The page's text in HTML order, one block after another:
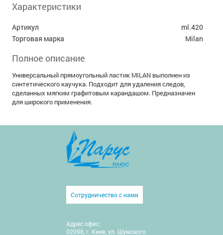
Характеристики
Артикул
ml.420
Торговая марка
Milan
Полное описание
Универсальный прямоугольный ластик MILAN выполнен из
синтетического каучука. Подходит для удаления следов,
сделанных мягким графитовым карандашом. Предназначен
для широкого применения.
Сотрудничество с нами
Адрес офис:
02098, г. Киев, ул. Шумского